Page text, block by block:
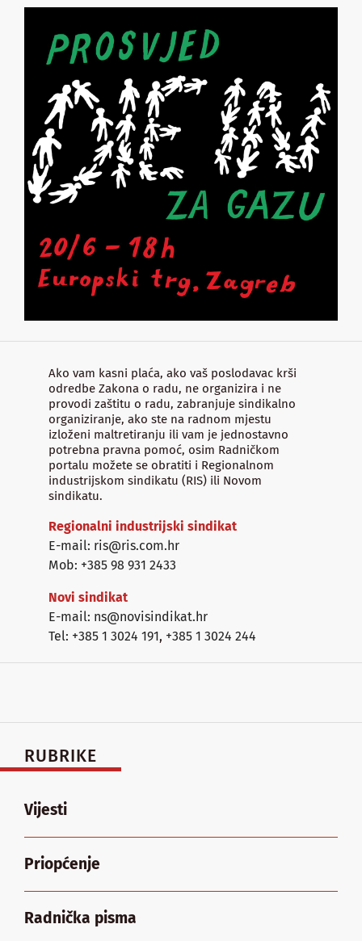
Ako vam kasni plaća, ako vaš poslodavac krši
odredbe Zakona o radu, ne organizira i ne
provodi zaštitu o radu, zabranjuje sindikalno
organiziranje, ako ste na radnom mjestu
izloženi maltretiranju ili vam je jednostavno
potrebna pravna pomoć, osim Radničkom
portalu možete se obratiti i Regionalnom
industrijskom sindikatu (RIS) ili Novom
sindikatu.
Regionalni industrijski sindikat
E-mail: ris@ris.com.hr
Mob: +385 98 931 2433
Novi sindikat
E-mail: ns@novisindikat.hr
Tel: +385 1 3024 191, +385 1 3024 244
RUBRIKE
Vijesti
Priopćenje
Radnička pisma